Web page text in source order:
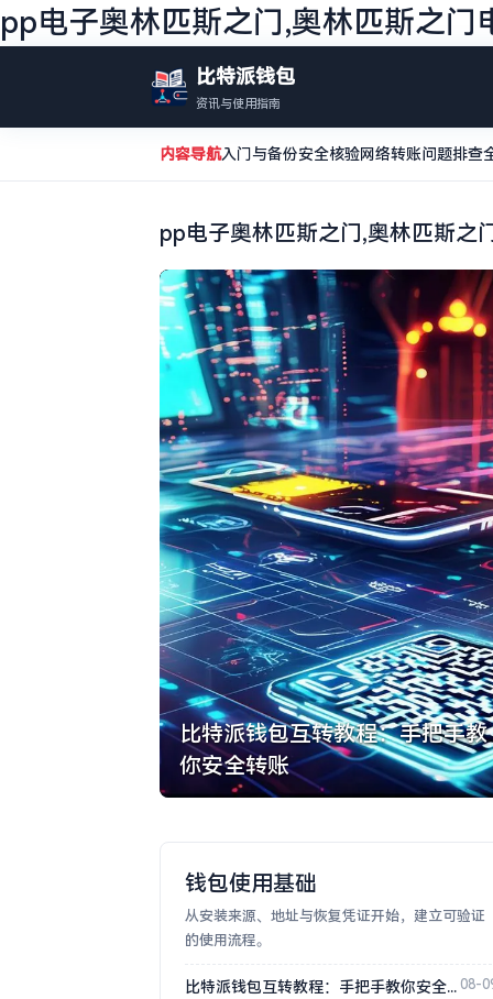
pp电子奥林匹斯之门,奥林匹斯之门
比特派钱包
资讯与使用指南
内容导航入门与备份安全核验网络转账问题排查
pp电子奥林匹斯之门,奥林匹斯之
比特派钱包互转教程：手把手教
你安全转账
钱包使用基础
从安装来源、地址与恢复凭证开始，建立可验证
的使用流程。
比特派钱包互转教程：手把手教你安全转账 08-